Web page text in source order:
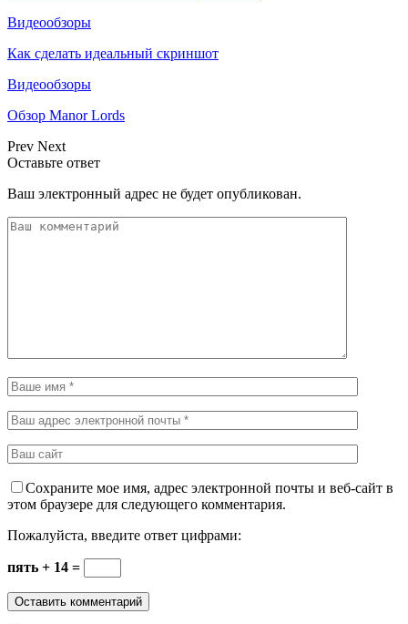
Видеообзоры
Как сделать идеальный скриншот
Видеообзоры
Обзор Manor Lords
Prev Next
Оставьте ответ
Ваш электронный адрес не будет опубликован.
Сохраните мое имя, адрес электронной почты и веб-сайт в
этом браузере для следующего комментария.
Пожалуйста, введите ответ цифрами:
пять + 14 =